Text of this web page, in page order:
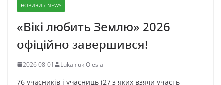
НОВИНИ / NEWS
«Вікі любить Землю» 2026
офіційно завершився!
2026-08-01 Lukaniuk Olesia
76 учасників і учасниць (27 з яких взяли участь